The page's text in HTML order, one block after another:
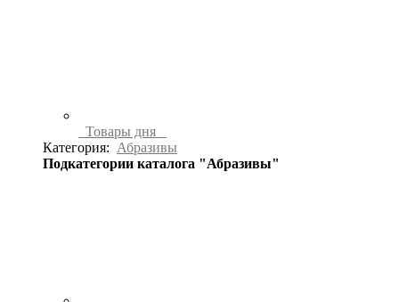
Товары дня
Категория: Абразивы
Подкатегории каталога "Абразивы"